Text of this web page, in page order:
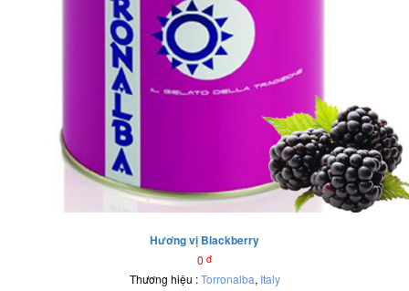
Hương vị Blackberry
0 đ
Thương hiệu :Torronalba, Italy